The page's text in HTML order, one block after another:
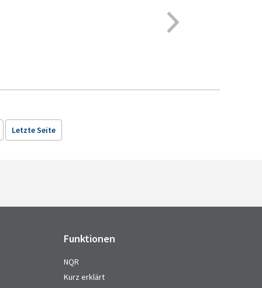
Letzte Seite
Funktionen
NQR
Kurz erklärt